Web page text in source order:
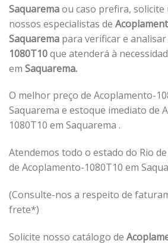
Saquaremaou caso prefira, solicite
nossos especialistas de
Saquarema para verificar e analisar
1080T10que atenderá à
em Saquarema.
O melhor preço de Acoplamento-
Saquarema e estoque imediato de
1080T10 em Saquarema .
Atendemos todo o estado do Rio
de Acoplamento-1080T10 em
(Consulte-nos a respeito de
frete*)
Solicite nosso catálogo de